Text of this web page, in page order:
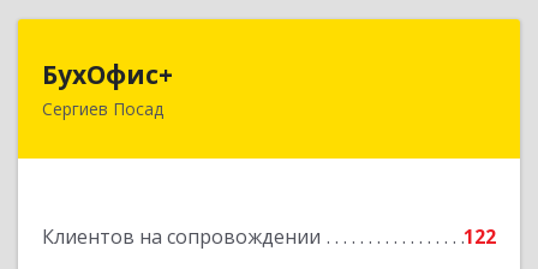
БухОфис+
Сергиев Посад
Клиентов на сопровождении
122
141304, Московская обл, Сергиево-Посадский
Подробнее